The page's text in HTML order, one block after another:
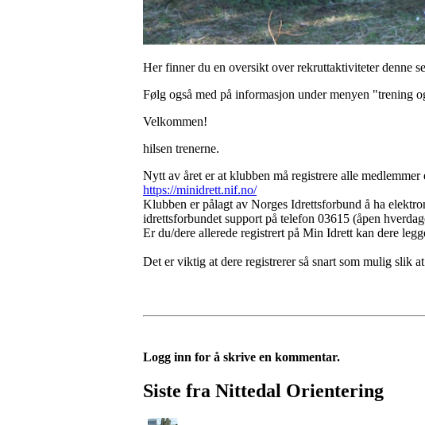
Her finner du en oversikt over rekruttaktiviteter denne
Følg også med på informasjon under menyen "trening
Velkommen!
hilsen trenerne.
Nytt av året er at klubben må registrere alle
https://minidrett.nif.no/
Klubben er pålagt av Norges Idrettsforbund å ha
idrettsforbundet support på telefon 03615 (åpen
Er du/dere allerede registrert på Min Idrett kan dere
Det er viktig at dere registrerer så snart som mulig slik
Logg inn for å skrive en kommentar.
Siste fra Nittedal Orientering